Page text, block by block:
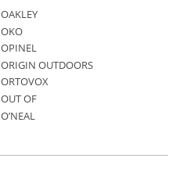
OAKLEY
OKO
OPINEL
ORIGIN OUTDOORS
ORTOVOX
OUT OF
O’NEAL